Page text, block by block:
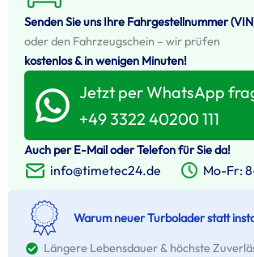
Senden Sie uns Ihre Fahrgestellnummer
oder den Fahrzeugschein – wir prüfen
kostenlos & in wenigen Minuten!
Jetzt per WhatsApp
+49 3322 40200 111
Auch per E-Mail oder Telefon für Sie da!
info@timetec24.de Mo-Fr:
Warum neuer Turbolader statt
Längere Lebensdauer & höchste